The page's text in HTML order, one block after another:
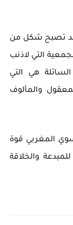
قد تصبح شكل من
التي لاذنب
هي التي
والمألوف
المغربي قوة
والخلاقة